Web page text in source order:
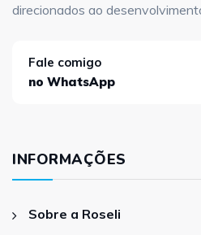
direcionados ao
Fale comigo
no WhatsApp
INFORMAÇÕES
Sobre a Roseli